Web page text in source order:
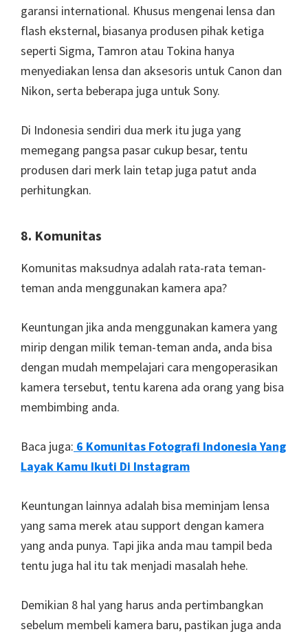
garansi international. Khusus mengenai lensa dan
flash eksternal, biasanya produsen pihak ketiga
seperti Sigma, Tamron atau Tokina hanya
menyediakan lensa dan aksesoris untuk Canon dan
Nikon, serta beberapa juga untuk Sony.
Di Indonesia sendiri dua merk itu juga yang
memegang pangsa pasar cukup besar, tentu
produsen dari merk lain tetap juga patut anda
perhitungkan.
8. Komunitas
Komunitas maksudnya adalah rata-rata teman-
teman anda menggunakan kamera apa?
Keuntungan jika anda menggunakan kamera yang
mirip dengan milik teman-teman anda, anda bisa
dengan mudah mempelajari cara mengoperasikan
kamera tersebut, tentu karena ada orang yang bisa
membimbing anda.
Baca juga: 6 Komunitas Fotografi Indonesia Yang
Layak Kamu Ikuti Di Instagram
Keuntungan lainnya adalah bisa meminjam lensa
yang sama merek atau support dengan kamera
yang anda punya. Tapi jika anda mau tampil beda
tentu juga hal itu tak menjadi masalah hehe.
Demikian 8 hal yang harus anda pertimbangkan
sebelum membeli kamera baru, pastikan juga anda